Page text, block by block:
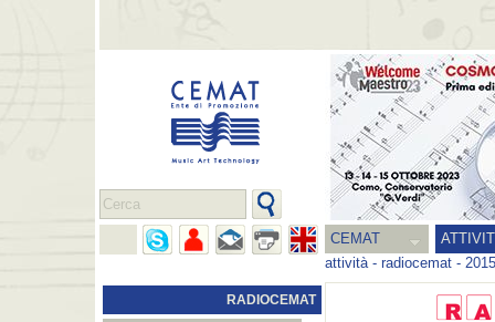
CEMAT
attività- radiocemat - 2015
RADIOCEMAT